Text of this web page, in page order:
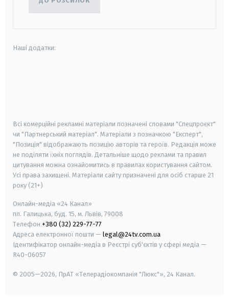
Наші додатки:
Всі комерційні рекламні матеріали позначені словами "Спецпроєкт"
чи "Партнерський матеріал". Матеріали з позначкою "Експерт",
"Позиція" відображають позицію авторів та героїв. Редакція може
не поділяти їхніх поглядів. Детальніше щодо реклами та правил
цитування можна ознайомитись в правилах користування сайтом.
Усі права захищені. Матеріали сайту призначені для осіб старше 21
року (21+)
Онлайн-медіа «24 Канал»
пл. Галицька, буд. 15, м. Львів, 79008
Телефон +380 (32) 229-77-77
Адреса електронної пошти — legal@24tv.com.ua
Ідентифікатор онлайн-медіа в Реєстрі суб'єктів у сфері медіа —
R40-06057
© 2005—2026, ПрАТ «Телерадіокомпанія "Люкс"», 24 Канал.